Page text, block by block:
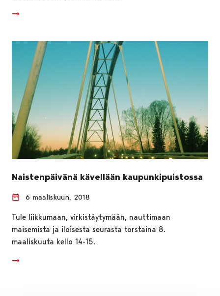
Naistenpäivänä kävellään kaupunkipuistossa
6 maaliskuun, 2018
Tule liikkumaan, virkistäytymään, nauttimaan
maisemista ja iloisesta seurasta torstaina 8.
maaliskuuta kello 14-15.